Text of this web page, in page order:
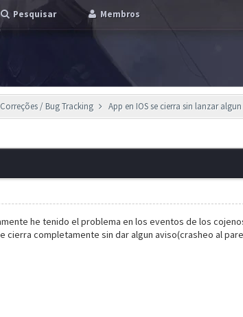
Pesquisar Membros
/ Bug Tracking App en IOS se cierra sin lanzar
he tenido el problema en los eventos de los
cierra completamente sin dar algun aviso(crasheo al